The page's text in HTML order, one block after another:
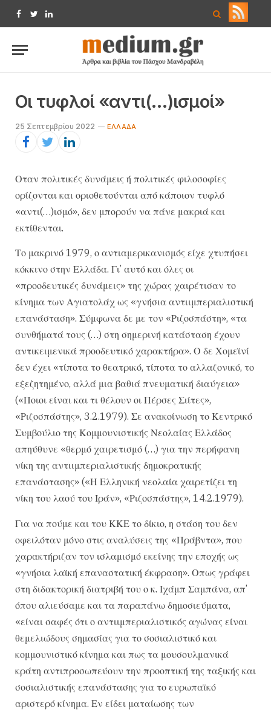
Facebook
TwitterLinkedIn
Οι τυφλοί «αντι(…)ισμοί»
25 Σεπτεμβρίου 2022 ΕΛΛΆΔΑ
Οταν πολιτικές δυνάμεις ή πολιτικές φιλοσοφίες
ορίζονται και οριοθετούνται από κάποιον τυφλό
«αντι(…)ισμό», δεν μπορούν να πάνε μακριά και
εκτίθενται.
Το μακρινό 1979, ο αντιαμερικανισμός είχε χτυπήσει
κόκκινο στην Ελλάδα. Γι’ αυτό και όλες οι
«προοδευτικές δυνάμεις» της χώρας χαιρέτισαν το
κίνημα των Αγιατολάχ ως «γνήσια αντιιμπεριαλιστική
επανάσταση». Σύμφωνα δε με τον «Ριζοσπάστη», «τα
συνθήματά τους (…) στη σημερινή κατάσταση έχουν
αντικειμενικά προοδευτικό χαρακτήρα». Ο δε Χομεϊνί
δεν έχει «τίποτα το θεατρικό, τίποτα το αλλαζονικό, το
εξεζητημένο, αλλά μια βαθιά πνευματική διαύγεια»
(«Ποιοι είναι και τι θέλουν οι Πέρσες Σιίτες»,
«Ριζοσπάστης», 3.2.1979). Σε ανακοίνωση το Κεντρικό
Συμβούλιο της Κομμουνιστικής Νεολαίας Ελλάδος
απηύθυνε «θερμό χαιρετισμό (…) για την περήφανη
νίκη της αντιιμπεριαλιστικής δημοκρατικής
επανάστασης» («Η Ελληνική νεολαία χαιρετίζει τη
νίκη του λαού του Ιράν», «Ριζοσπάστης», 14.2.1979).
Για να πούμε και του ΚΚΕ το δίκιο, η στάση του δεν
οφειλόταν μόνο στις αναλύσεις της «Πράβντα», που
χαρακτήριζαν τον ισλαμισμό εκείνης την εποχής ως
«γνήσια λαϊκή επαναστατική έκφραση». Οπως γράφει
στη διδακτορική διατριβή του ο κ. Ιχάμπ Σαμπάνα, απ’
όπου αλιεύσαμε και τα παραπάνω δημοσιεύματα,
«είναι σαφές ότι ο αντιιμπεριαλιστικός αγώνας είναι
θεμελιώδους σημασίας για το σοσιαλιστικό και
κομμουνιστικό κίνημα και πως τα μουσουλμανικά
κράτη αντιπροσωπεύουν την προοπτική της ταξικής και
σοσιαλιστικής επανάστασης για το ευρωπαϊκό
αριστερό κίνημα. Εν είδει ματαίωσης των